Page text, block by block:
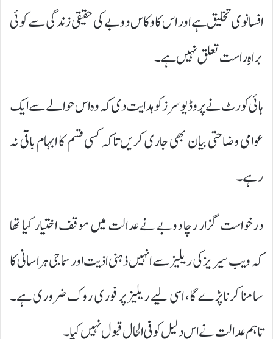
افسانوی تخلیق ہے اور اس کا وکاس دوبے کی حقیقی زندگی سے کوئی
براہِ راست تعلق نہیں ہے۔
ہائی کورٹ نے پروڈیوسرز کو ہدایت دی کہ وہ اس حوالے سے ایک
عوامی وضاحتی بیان بھی جاری کریں تاکہ کسی قسم کا ابہام باقی نہ
رہے۔
درخواست گزار رچا دوبے نے عدالت میں موقف اختیار کیا تھا
کہ ویب سیریز کی ریلیز سے انہیں ذہنی اذیت اور سماجی ہراسانی کا
سامنا کرنا پڑے گا، اسی لیے ریلیز پر فوری روک ضروری ہے۔
تاہم عدالت نے اس دلیل کو فی الحال قبول نہیں کیا۔